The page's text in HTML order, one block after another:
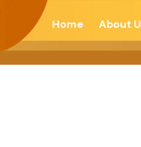
Home About